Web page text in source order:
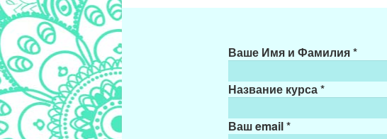
Ваше Имя и Фамилия*
Название курса*
Ваш email*